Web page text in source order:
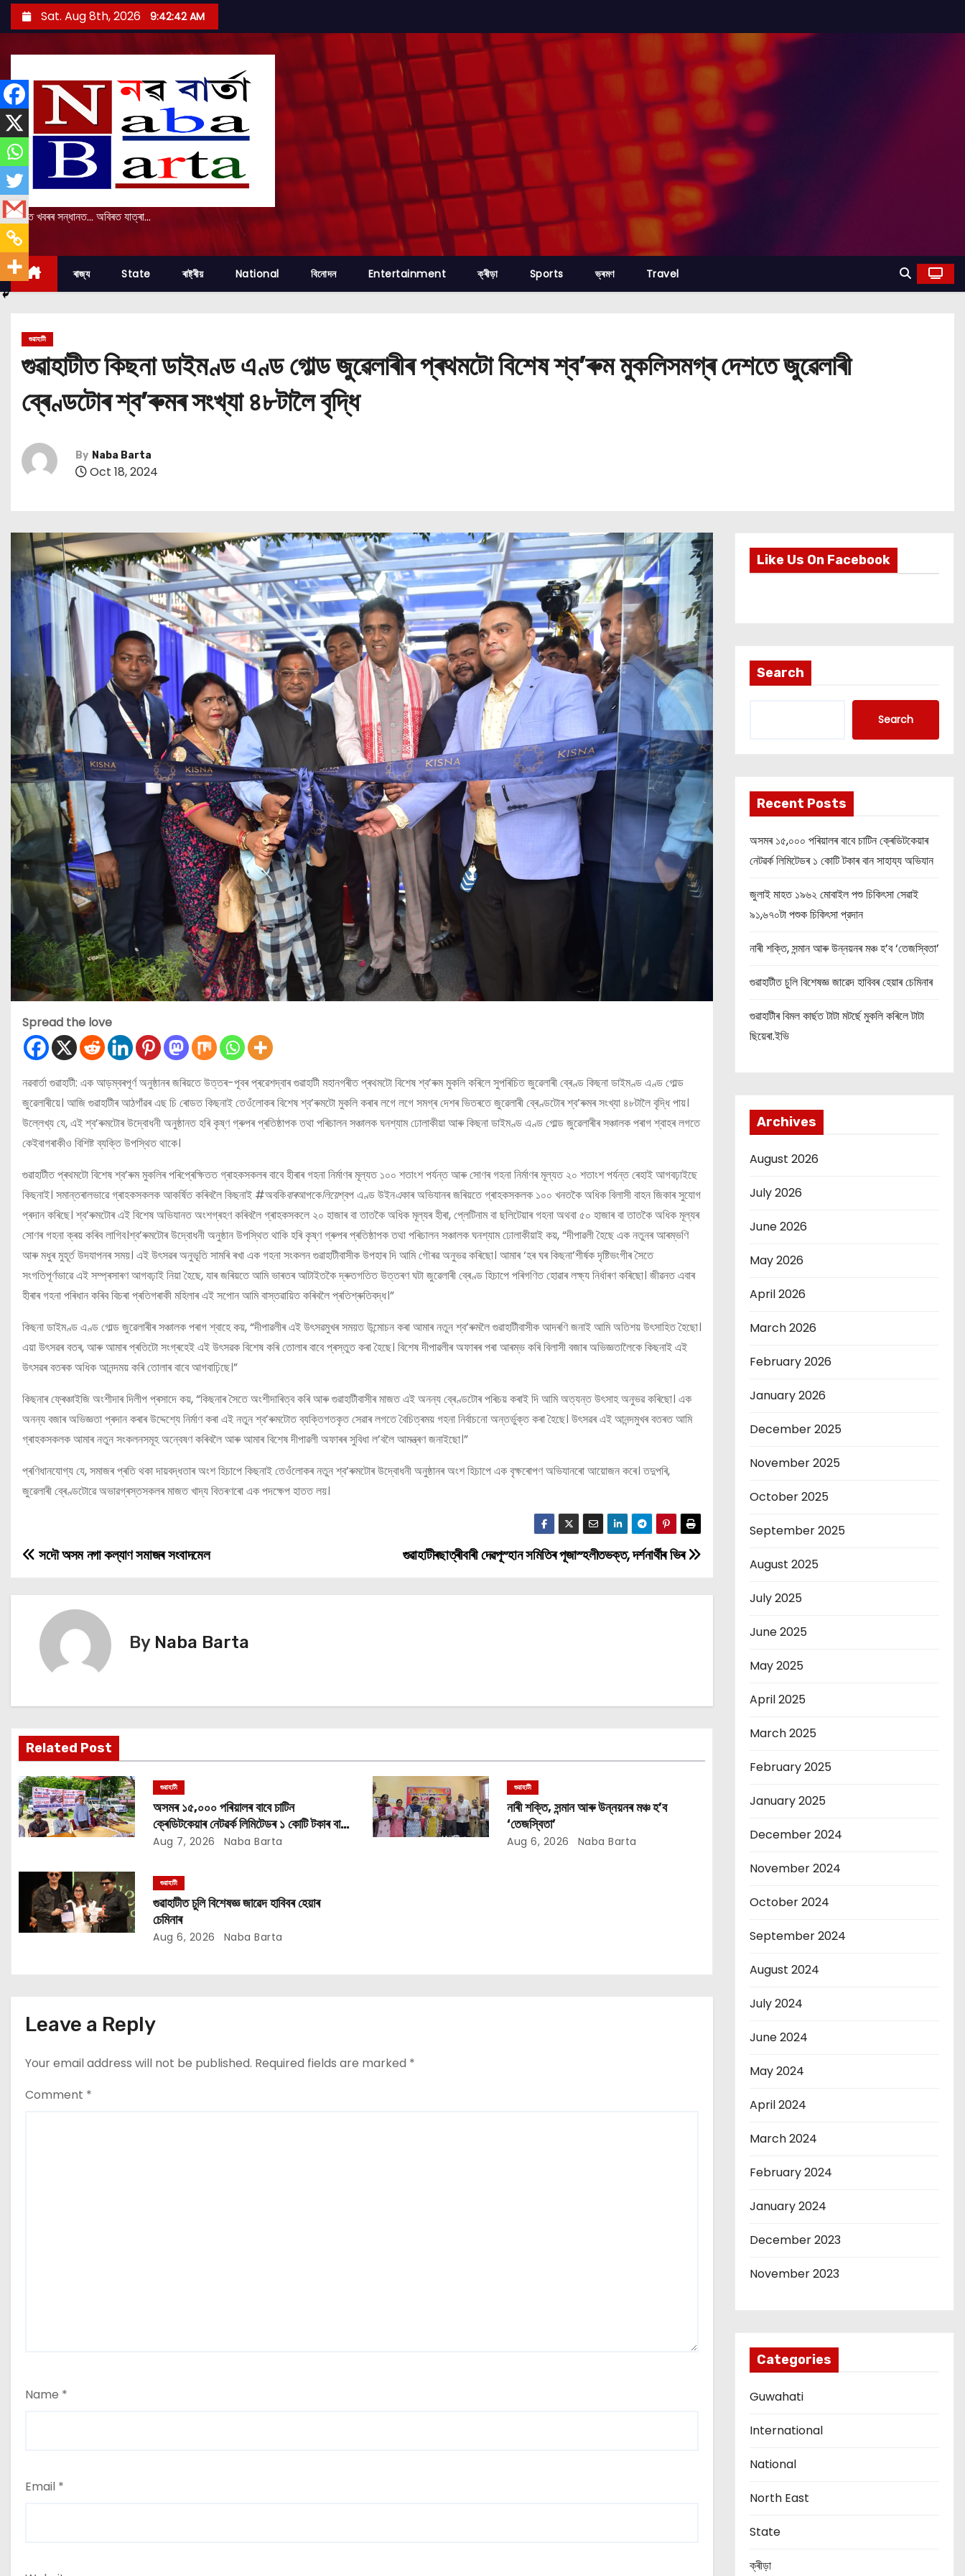
k
t
o
c
n
e
t
Sat. Aug 8th, 2026 9:42:43 AM
প্ৰকৃত খবৰৰ সন্ধানত... অবিৰত যাত্ৰা...
ৰাজ্য State ৰাষ্ট্ৰীয় National বিনোদন Entertainment ক্ৰীড়া Sports ভ্ৰমণ Travel
গুৱাহাটী
গুৱাহাটীত কিছনা ডাইমণ্ড এণ্ড গোল্ড জুৱেলাৰীৰ প্ৰথমটো বিশেষ শ্ব’ৰুম মুকলিসমগ্ৰ দেশতে জুৱেলাৰী
ব্ৰেণ্ডটোৰ শ্ব’ৰুমৰ সংখ্যা ৪৮টালৈ বৃদ্ধি
By Naba Barta
Oct 18, 2024
Spread the love
নৱবার্তা গুৱাহাটী: এক আড়ম্বৰপূৰ্ণ অনুষ্ঠানৰ জৰিয়তে উত্তৰ-পূবৰ প্ৰৱেশদ্বাৰ গুৱাহাটী মহানগৰীত প্ৰথমটো বিশেষ শ্ব’ৰুম মুকলি কৰিলে সুপৰিচিত জুৱেলাৰী ব্ৰেণ্ড কিছনা ডাইমণ্ড এণ্ড গোল্ড
জুৱেলাৰীয়ে। আজি গুৱাহাটীৰ আঠগাঁৱৰ এছ চি ৰোডত কিছনাই তেওঁলোকৰ বিশেষ শ্ব’ৰুমটো মুকলি কৰাৰ লগে লগে সমগ্ৰ দেশৰ ভিতৰতে জুৱেলাৰী ব্ৰেণ্ডটোৰ শ্ব’ৰুমৰ সংখ্যা ৪৮টালৈ বৃদ্ধি পায়।
উল্লেখ্য যে, এই শ্ব’ৰুমটোৰ উদ্বোধনী অনুষ্ঠানত হৰি কৃষ্ণ গ্ৰুপৰ প্ৰতিষ্ঠাপক তথা পৰিচালন সঞ্চালক ঘনশ্যাম ঢোলাকীয়া আৰু কিছনা ডাইমণ্ড এণ্ড গোল্ড জুৱেলাৰীৰ সঞ্চালক পৰাগ শ্বাহৰ লগতে
কেইবাগৰাকীও বিশিষ্ট ব্যক্তি উপস্থিত থাকে।
গুৱাহাটীত প্ৰথমটো বিশেষ শ্ব’ৰুম মুকলিৰ পৰিপ্ৰেক্ষিতত গ্ৰাহকসকলৰ বাবে হীৰাৰ গহনা নিৰ্মাণৰ মূল্যত ১০০ শতাংশ পৰ্যন্ত আৰু সোণৰ গহনা নিৰ্মাণৰ মূল্যত ২০ শতাংশ পৰ্যন্ত ৰেহাই আগবঢ়াইছে
কিছনাই। সমান্তৰালভাৱে গ্ৰাহকসকলক আকৰ্ষিত কৰিবলৈ কিছনাই #অবকিবাৰআপকেলিয়েশ্বপ এণ্ড উইনএকাৰ অভিযানৰ জৰিয়তে গ্ৰাহকসকলক ১০০ খনতকৈ অধিক বিলাসী বাহন জিকাৰ সুযোগ
প্ৰদান কৰিছে। শ্ব’ৰুমটোৰ এই বিশেষ অভিযানত অংশগ্ৰহণ কৰিবলৈ গ্ৰাহকসকলে ২০ হাজাৰ বা তাতকৈ অধিক মূল্যৰ হীৰা, প্লেটিনাম বা ছলিটেয়াৰ গহনা অথবা ৫০ হাজাৰ বা তাতকৈ অধিক মূল্যৰ
সোণৰ গহনা ক্ৰয় কৰিব লাগিব।শ্ব’ৰুমটোৰ উদ্বোধনী অনুষ্ঠান উপস্থিত থাকি হৰি কৃষ্ণ গ্ৰুপৰ প্ৰতিষ্ঠাপক তথা পৰিচালন সঞ্চালক ঘনশ্যাম ঢোলাকীয়াই কয়, “দীপাৱলী হৈছে এক নতুনৰ আৰম্ভণি
আৰু মধুৰ মুহূৰ্ত উদযাপনৰ সময়। এই উৎসৱৰ অনুভূতি সামৰি ৰখা এক গহনা সংকলন গুৱাহাটীবাসীক উপহাৰ দি আমি গৌৰৱ অনুভৱ কৰিছো। আমাৰ ‘হৰ ঘৰ কিছনা’শীৰ্ষক দৃষ্টিভংগীৰ সৈতে
সংগতিপূৰ্ণভাৱে এই সম্প্ৰসাৰণ আগবঢ়াই নিয়া হৈছে, যাৰ জৰিয়তে আমি ভাৰতৰ আটাইতকৈ দ্ৰুতগতিত উত্তৰণ ঘটা জুৱেলাৰী ব্ৰেণ্ড হিচাপে পৰিগণিত হোৱাৰ লক্ষ্য নিৰ্ধাৰণ কৰিছো। জীৱনত এবাৰ
হীৰাৰ গহনা পৰিধান কৰিব বিচৰা প্ৰতিগৰাকী মহিলাৰ এই সপোন আমি বাস্তৱায়িত কৰিবলৈ প্ৰতিশ্ৰুতিবদ্ধ।”
কিছনা ডাইমণ্ড এণ্ড গোল্ড জুৱেলাৰীৰ সঞ্চালক পৰাগ শ্বাহে কয়, “দীপাৱলীৰ এই উৎসৱমুখৰ সময়ত উন্মোচন কৰা আমাৰ নতুন শ্ব’ৰুমলৈ গুৱাহাটীবাসীক আদৰণি জনাই আমি অতিশয় উৎসাহিত হৈছো।
এয়া উৎসৱৰ বতৰ, আৰু আমাৰ প্ৰতিটো সংগ্ৰহেই এই উৎসৱক বিশেষ কৰি তোলাৰ বাবে প্ৰস্তুত কৰা হৈছে। বিশেষ দীপাৱলীৰ অফাৰৰ পৰা আৰম্ভ কৰি বিলাসী বজাৰ অভিজ্ঞতালৈকে কিছনাই এই
উৎসৱৰ বতৰক অধিক আনন্দময় কৰি তোলাৰ বাবে আগবাঢ়িছে।”
কিছনাৰ ফ্ৰেঞ্চাইজি অংশীদাৰ দিলীপ প্ৰসাদে কয়, “কিছনাৰ সৈতে অংশীদাৰিত্ব কৰি আৰু গুৱাহাটীবাসীৰ মাজত এই অনন্য ব্ৰেণ্ডটোৰ পৰিচয় কৰাই দি আমি অত্যন্ত উৎসাহ অনুভৱ কৰিছো। এক
অনন্য বজাৰ অভিজ্ঞতা প্ৰদান কৰাৰ উদ্দেশ্যে নিৰ্মাণ কৰা এই নতুন শ্ব’ৰুমটোত ব্যক্তিগতকৃত সেৱাৰ লগতে বৈচিত্ৰময় গহনা নিৰ্বাচনো অন্তৰ্ভুক্ত কৰা হৈছে। উৎসৱৰ এই আনন্দমুখৰ বতৰত আমি
গ্ৰাহকসকলক আমাৰ নতুন সংকলনসমূহ অন্বেষণ কৰিবলৈ আৰু আমাৰ বিশেষ দীপাৱলী অফাৰৰ সুবিধা ল’বলৈ আমন্ত্ৰণ জনাইছো।”
প্ৰণিধানযোগ্য যে, সমাজৰ প্ৰতি থকা দায়বদ্ধতাৰ অংশ হিচাপে কিছনাই তেওঁলোকৰ নতুন শ্ব’ৰুমটোৰ উদ্বোধনী অনুষ্ঠানৰ অংশ হিচাপে এক বৃক্ষৰোপণ অভিযানৰো আয়োজন কৰে। তদুপৰি,
জুৱেলাৰী ব্ৰেণ্ডটোৱে অভাৱগ্ৰস্তসকলৰ মাজত খাদ্য বিতৰণৰো এক পদক্ষেপ হাতত লয়।
P
o
a
v
i
g
a
o
গুৱাহাটীৰছাত্ৰীবাৰী দেৱপূস্হান সমিতিৰ পূজাস্হলীতভক্ত, দর্শনাৰ্থীৰ ভিৰ
সদৌ অসম নগা কল্যাণ সমাজৰ সংবাদমেল
By Naba Barta
Related Post
গুৱাহাটী
অসমৰ ১৫,০০০ পৰিয়ালৰ বাবে চাটিন
ক্ৰেডিটকেয়াৰ নেটৱৰ্ক লিমিটেডৰ ১ কোটি টকাৰ বান
সাহায্য অভিযান
Aug 7, 2026 Naba Barta
গুৱাহাটী
নাৰী শক্তি, সন্মান আৰু উন্নয়নৰ মঞ্চ হ’ব
‘তেজস্বিতা’
Aug 6, 2026 Naba Barta
গুৱাহাটী
গুৱাহাটীত চুলি বিশেষজ্ঞ জাৱেদ হাবিবৰ হেয়াৰ
চেমিনাৰ
Aug 6, 2026 Naba Barta
Leave a Reply
Your email address will not be published. Required fields are marked *
Comment *
Name *
Email *
Like Us On Facebook
Search
Search
Recent Posts
অসমৰ ১৫,০০০ পৰিয়ালৰ বাবে চাটিন ক্ৰেডিটকেয়াৰ
নেটৱৰ্ক লিমিটেডৰ ১ কোটি টকাৰ বান সাহায্য অভিযান
জুলাই মাহত ১৯৬২ মোবাইল পশু চিকিৎসা সেৱাই
৯১,৬৭০টা পশুক চিকিৎসা প্রদান
নাৰী শক্তি, সন্মান আৰু উন্নয়নৰ মঞ্চ হ’ব ‘তেজস্বিতা’
গুৱাহাটীত চুলি বিশেষজ্ঞ জাৱেদ হাবিবৰ হেয়াৰ চেমিনাৰ
গুৱাহাটীৰ বিমল কাৰ্ছত টাটা মটৰ্ছে মুকলি কৰিলে টাটা
ছিয়েৰা.ইভি
Archives
August 2026
July 2026
June 2026
May 2026
April 2026
March 2026
February 2026
January 2026
December 2025
November 2025
October 2025
September 2025
August 2025
July 2025
June 2025
May 2025
April 2025
March 2025
February 2025
January 2025
December 2024
November 2024
October 2024
September 2024
August 2024
July 2024
June 2024
May 2024
April 2024
March 2024
February 2024
January 2024
December 2023
November 2023
Categories
Guwahati
International
National
North East
State
ক্ৰীড়া